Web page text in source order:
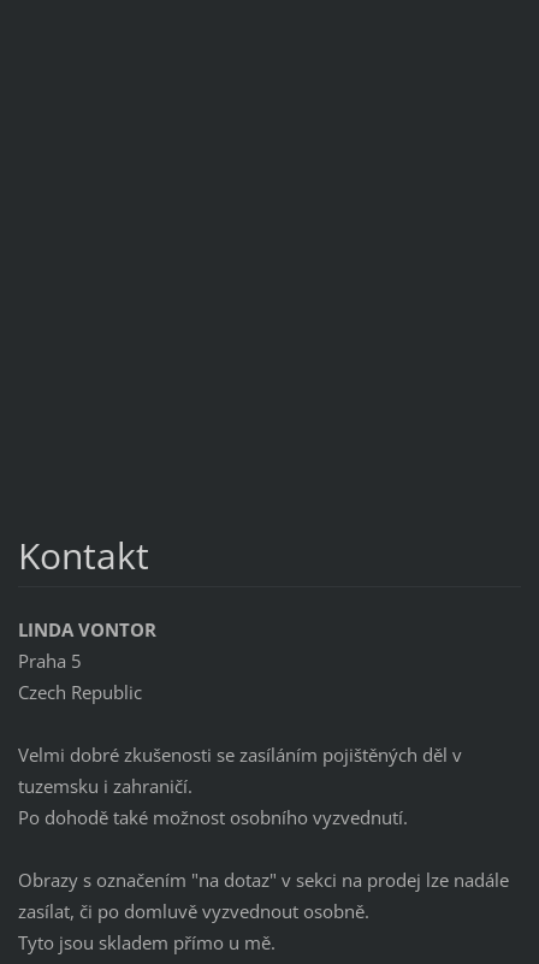
Kontakt
LINDA VONTOR
Praha 5
Czech Republic
Velmi dobré zkušenosti se zasíláním pojištěných děl v
tuzemsku i zahraničí.
Po dohodě také možnost osobního vyzvednutí.
Obrazy s označením "na dotaz" v sekci na prodej lze nadále
zasílat, či po domluvě vyzvednout osobně.
Tyto jsou skladem přímo u mě.